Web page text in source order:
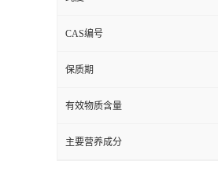
CAS编号
保质期
有效物质含量
主要营养成分